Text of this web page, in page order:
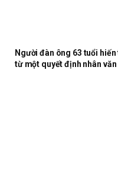
Người đàn ông 63 tuổi
từ một quyết định nhân văn